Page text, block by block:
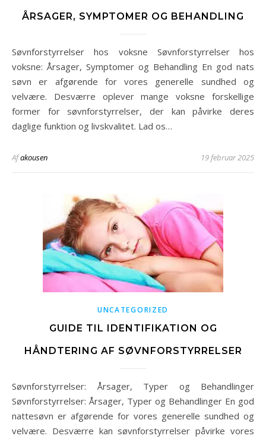
ÅRSAGER, SYMPTOMER OG BEHANDLING
Søvnforstyrrelser hos voksne Søvnforstyrrelser hos
voksne: Årsager, Symptomer og Behandling En god nats
søvn er afgørende for vores generelle sundhed og
velvære. Desværre oplever mange voksne forskellige
former for søvnforstyrrelser, der kan påvirke deres
daglige funktion og livskvalitet. Lad os…
Afakousen 19 februar 2025
UNCATEGORIZED
GUIDE TIL IDENTIFIKATION OG
HÅNDTERING AF SØVNFORSTYRRELSER
Søvnforstyrrelser: Årsager, Typer og Behandlinger
Søvnforstyrrelser: Årsager, Typer og Behandlinger En god
nattesøvn er afgørende for vores generelle sundhed og
velvære. Desværre kan søvnforstyrrelser påvirke vores